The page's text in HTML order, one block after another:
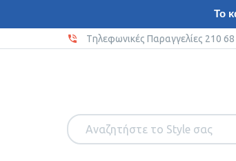
Το
Tηλεφωνικές Παραγγελίες 210